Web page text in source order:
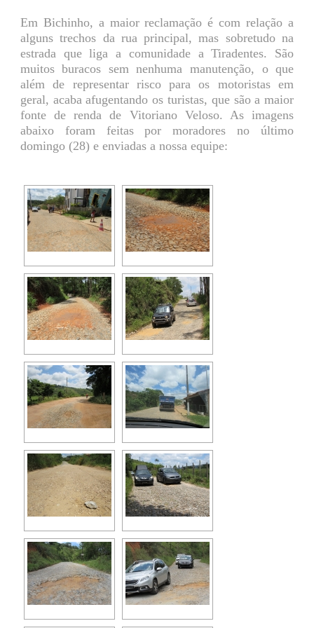
Em Bichinho, a maior reclamação é com relação a
alguns trechos da rua principal, mas sobretudo na
estrada que liga a comunidade a Tiradentes. São
muitos buracos sem nenhuma manutenção, o que
além de representar risco para os motoristas em
geral, acaba afugentando os turistas, que são a maior
fonte de renda de Vitoriano Veloso. As imagens
abaixo foram feitas por moradores no último
domingo (28) e enviadas a nossa equipe: